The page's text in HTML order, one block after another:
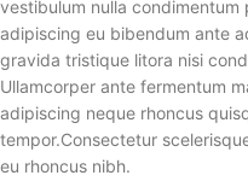
vestibulum nulla
adipiscing eu bibendum ante
gravida tristique litora nisi
Ullamcorper ante fermentum
adipiscing neque rhoncus
tempor.Consectetur
eu rhoncus nibh.